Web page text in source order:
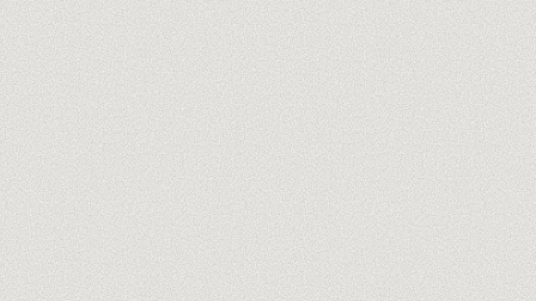
ton@entreprise.com
Découvre nos formateurs →
Pas de spam, jamais. Désinscription en un clic.